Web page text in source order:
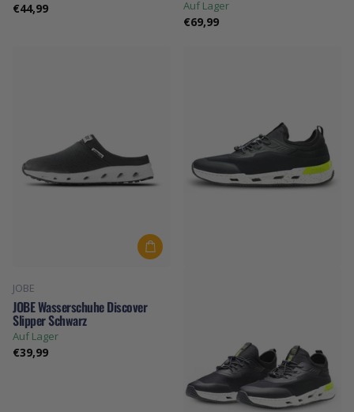
€44,99 Auf Lager
€69,99
JOBE
JOBE Wasserschuhe Discover
Slipper Schwarz
Auf Lager
€39,99